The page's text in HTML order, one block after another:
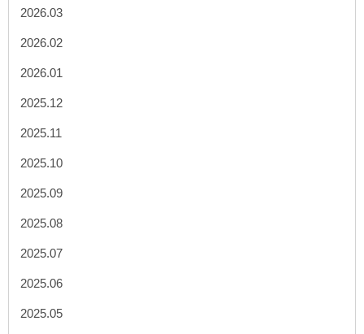
2026.03
2026.02
2026.01
2025.12
2025.11
2025.10
2025.09
2025.08
2025.07
2025.06
2025.05